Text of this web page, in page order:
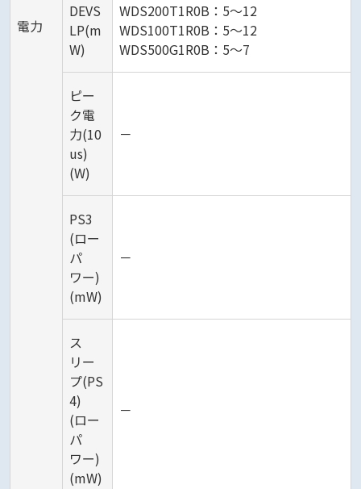
電力
DEVS
LP(m
W)
WDS200T1R0B：5～12
WDS100T1R0B：5～12
WDS500G1R0B：5～7
ピー
ク電
力(10
us)
(W)
－
PS3
(ロー
パ
ワー)
(mW)
－
ス
リー
プ(PS
4)
(ロー
パ
ワー)
(mW)
－